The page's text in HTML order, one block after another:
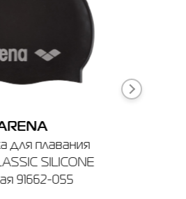
для плавания
SILICONE
91662-055